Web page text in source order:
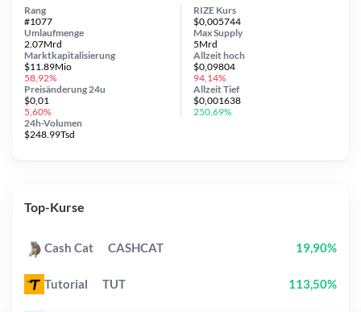
RIZE Kurs
$0,005744
Umlaufmenge
2.07Mrd
Preisänderung 24u
$0,01
5,60%
Max Supply
5Mrd
Marktkapitalisierung
$11.89Mio
58,92%
24h-Volumen
$248.99Tsd
Rang
#1077
Allzeithoch
$0,09804
94,14%
AllzeitTief
$0,001638
250,69%
Top-Kurse
Cash Cat CASHCAT 19,90%
Tutorial TUT 113,50%